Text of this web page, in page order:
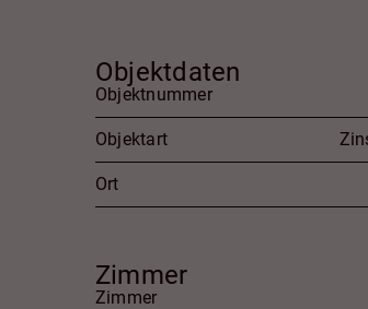
Objektdaten
Objektnummer
Objektart
Ort
Zimmer
Zimmer